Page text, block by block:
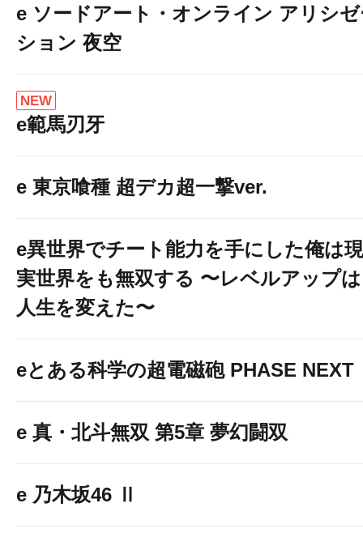
e ソードアート・オンライン アリシ
ション 夜空
NEW
e範馬刃牙
e 東京喰種 超デカ超一撃ver.
e異世界でチート能力を手にした俺は現
実世界をも無双する 〜レベルアップは
人生を変えた〜
eとある科学の超電磁砲 PHASE NEXT
e 真・北斗無双 第5章 夢幻闘双
e 乃木坂46 Ⅱ